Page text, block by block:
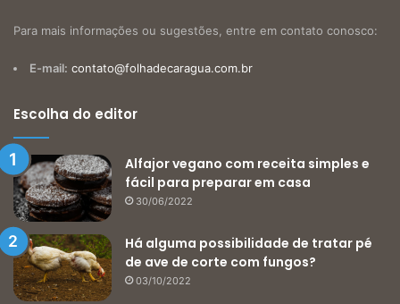
Para mais informações ou sugestões, entre em contato conosco:
E-mail: contato@folhadecaragua.com.br
Escolha do editor
Alfajor vegano com receita simples e
fácil para preparar em casa
30/06/2022
Há alguma possibilidade de tratar pé
de ave de corte com fungos?
03/10/2022